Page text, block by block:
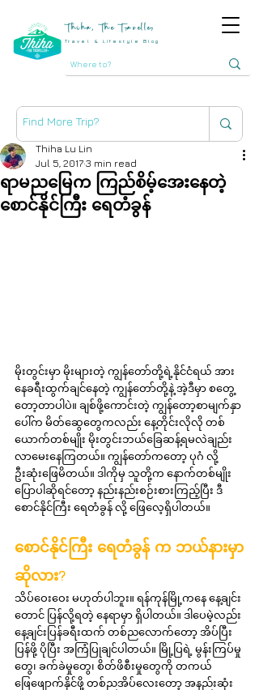
Thiha, The Traveller
Travel & Lifestyle Blog
ရာမညမြေက ကြည်စိမ့်အေးနေတဲ့
စောင်နိုင်ကြီး ရေတံခွန်
Thiha Lu Lin
Jul 5, 2017 3 min read
မိုးတွင်းမှာ မိုးများတဲ့ ကျွန်တော်တို့ရဲ့နိုင်ငံရယ် အား
နေခရီးထွက်ချင်နေတဲ့ ကျွန်တော်တို့နဲ့ အဲ့ဒီမှာ စတွေ့
တော့တာပါပဲ။ ချစ်ဖို့ကောင်းတဲ့ ကျွန်တော့စာမျက်နှာ
ပေါ်က မိတ်ဆွေတွေကလည်း နေ့တိုင်းလိုလို တစ်
ယောက်တစ်မျိုး မိုးတွင်းဘယ်ခြေဆန့်ရမလဲချည်း
လာမေးနေကြတယ်။ ကျွန်တော်ကတော့ ပုဂံ လို့
ဦးဆုံးဖြေမိတယ်။ ဒါကိုမှ သူတို့က နောက်တစ်မျိုး
ပြောပါဆိုရင်တော့ နည်းနည်းစဉ်းစားကြည့်ပြီး ဒီ
စောင်နိုင်ကြီး ရေတံခွန် လို့ ဖြေလေ့ရှိပါတယ်။
စောင်နိုင်ကြီး ရေတံခွန် က ဘယ်နားမှာ
ဆိုလား?
သိပ်ဝေးဝေး မဟုတ်ပါဘူး။ ရန်ကုန်မြို့ကနေ နေ့ချင်း
တောင် ပြန်လို့ရတဲ့ နေရာမှာ ရှိပါတယ်။ ဒါပေမဲ့လည်း
နေ့ချင်းပြန်ခရီးထက် တစ်ညလောက်တော့ အိပ်ပြီး
ပြန်ဖို့ ပိုပြီး အကြံပြုချင်ပါတယ်။ မြို့ပြရဲ့ မွန်းကြပ်မှု
တွေ၊ ခက်ခဲမှုတွေ၊ စိတ်ဖိစီးမှုတွေကို တကယ်
ဖြေဖျောက်နိုင်ဖို့ တစ်ညအိပ်လေးတော့ အနည်းဆုံး